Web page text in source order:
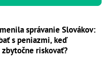
správanie Slovákov:
s peniazmi, keď
zbytočne riskovať?